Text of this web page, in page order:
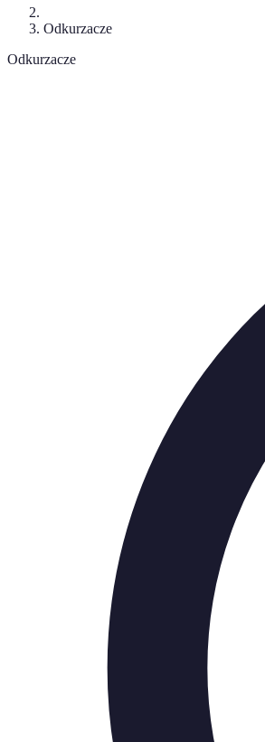
Odkurzacze
Odkurzacze